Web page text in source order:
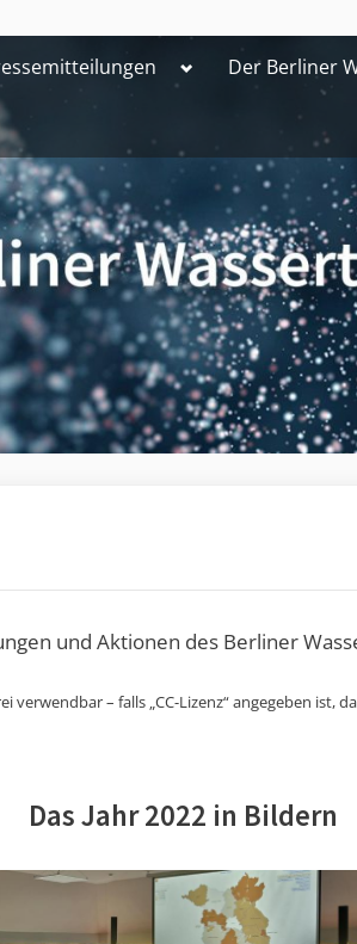
ToggleDer Berliner
und Aktionen des Berliner
verwendbar – falls „CC-Lizenz“ angegeben ist,
Das Jahr 2022 in Bildern